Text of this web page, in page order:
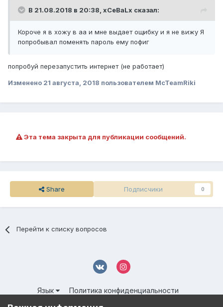
В 21.08.2018 в 20:38, xCeBaLx сказал:
Короче я в хожу в аа и мне выдает ощибку и я не вижу Я
попробывал поменять пароль ему пофиг
попробуй перезапустить интернет (не работает)
Изменено 21 августа, 2018 пользователем McTeamRiki
Эта тема закрыта для публикации сообщений.
Share Подписчики 0
Перейти к списку вопросов
Язык
Политика конфиденциальности